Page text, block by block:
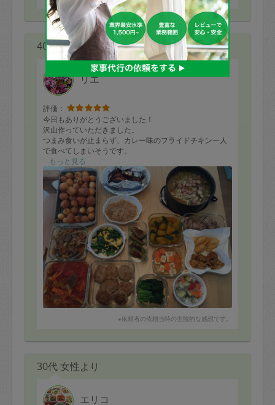
40代 女性より
リエ
評価：
今日もありがとうございました！
沢山作っていただきました。
つまみ食いが止まらず、カレー味のフライドチキン一人
で食べてしまいそうです。
またよろしくお願いします(^^)
もっと見る
※依頼者の依頼当時の主観的な感想です。
30代 女性より
エリコ